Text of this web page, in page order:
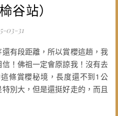
谷站）
03-31
！佛祖一定會原諒我！沒有去
條賞櫻秘境，長度還不到1公
別大，但是還挺好走的，而且